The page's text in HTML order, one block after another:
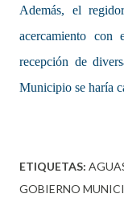
Además, el
acercamiento con
recepción de
Municipio se haría
ETIQUETAS:
GOBIERNO